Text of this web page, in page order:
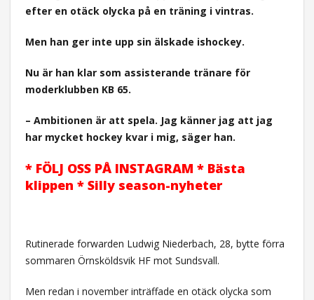
efter en otäck olycka på en träning i vintras.
Men han ger inte upp sin älskade ishockey.
Nu är han klar som assisterande tränare för
moderklubben KB 65.
– Ambitionen är att spela. Jag känner jag att jag
har mycket hockey kvar i mig, säger han.
* FÖLJ OSS PÅ INSTAGRAM * Bästa
klippen * Silly season-nyheter
Rutinerade forwarden Ludwig Niederbach, 28, bytte förra
sommaren Örnsköldsvik HF mot Sundsvall.
Men redan i november inträffade en otäck olycka som